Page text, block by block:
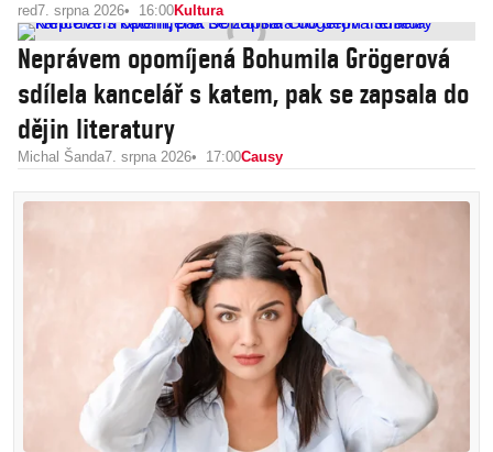
red7. srpna 2026 16:00Kultura
Neprávem opomíjená Bohumila Grögerová
sdílela kancelář s katem, pak se zapsala do
dějin literatury
Michal Šanda7. srpna 2026 17:00Causy